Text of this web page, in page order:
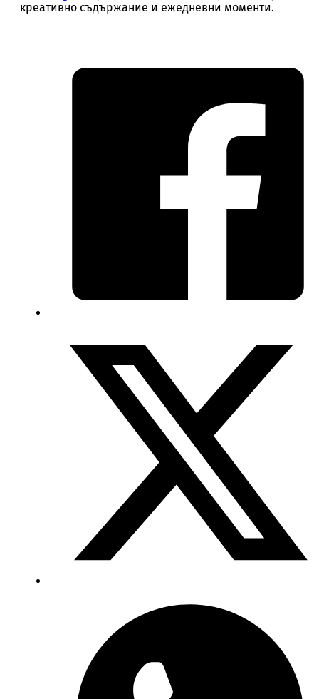
креативно съдържание и ежедневни моменти.